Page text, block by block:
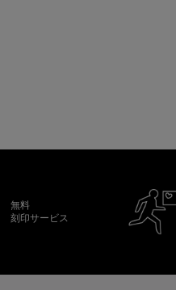
無料
刻印サービス